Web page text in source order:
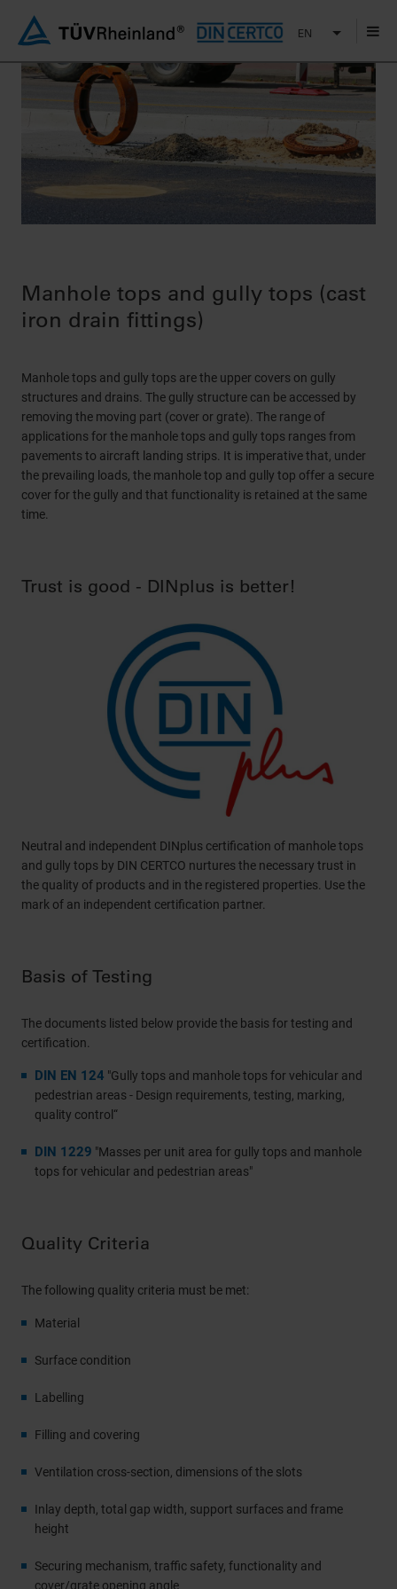
EN
Manhole tops and gully tops (cast
iron drain fittings)
Manhole tops and gully tops are the upper covers on gully
structures and drains. The gully structure can be accessed by
removing the moving part (cover or grate). The range of
applications for the manhole tops and gully tops ranges from
pavements to aircraft landing strips. It is imperative that, under
the prevailing loads, the manhole top and gully top offer a secure
cover for the gully and that functionality is retained at the same
time.
Trust is good - DINplus is better!
Neutral and independent DINplus certification of manhole tops
and gully tops by DIN CERTCO nurtures the necessary trust in
the quality of products and in the registered properties. Use the
mark of an independent certification partner.
Basis of Testing
The documents listed below provide the basis for testing and
certification.
DIN EN 124 "Gully tops and manhole tops for vehicular and
pedestrian areas - Design requirements, testing, marking,
quality control“
DIN 1229 "Masses per unit area for gully tops and manhole
tops for vehicular and pedestrian areas"
Quality Criteria
The following quality criteria must be met:
Material
Surface condition
Labelling
Filling and covering
Ventilation cross-section, dimensions of the slots
Inlay depth, total gap width, support surfaces and frame
height
Securing mechanism, traffic safety, functionality and
cover/grate opening angle